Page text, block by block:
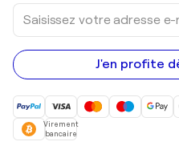
Saisissez
votre
adresse
e-
mail
J'en profite
Virement
bancaire